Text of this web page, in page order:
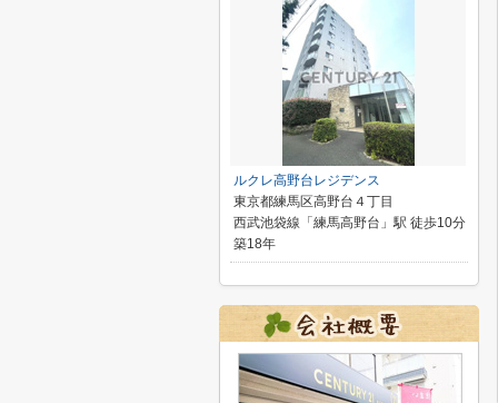
ルクレ高野台レジデンス
東京都練馬区高野台４丁目
西武池袋線「練馬高野台」駅 徒歩10分
築18年